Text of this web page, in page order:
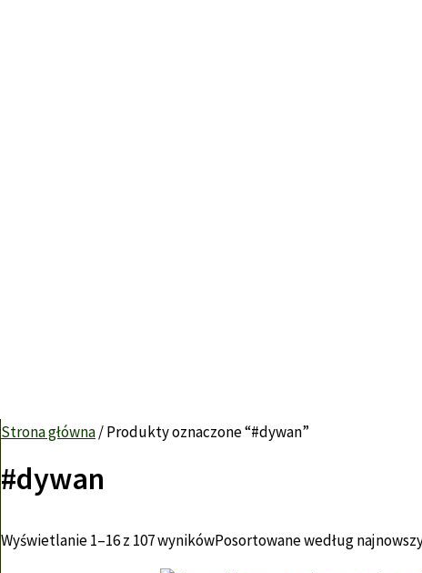
Strona główna/ Produkty oznaczone “#dywan”
#dywan
Wyświetlanie 1–16 z 107 wynikówPosortowane według